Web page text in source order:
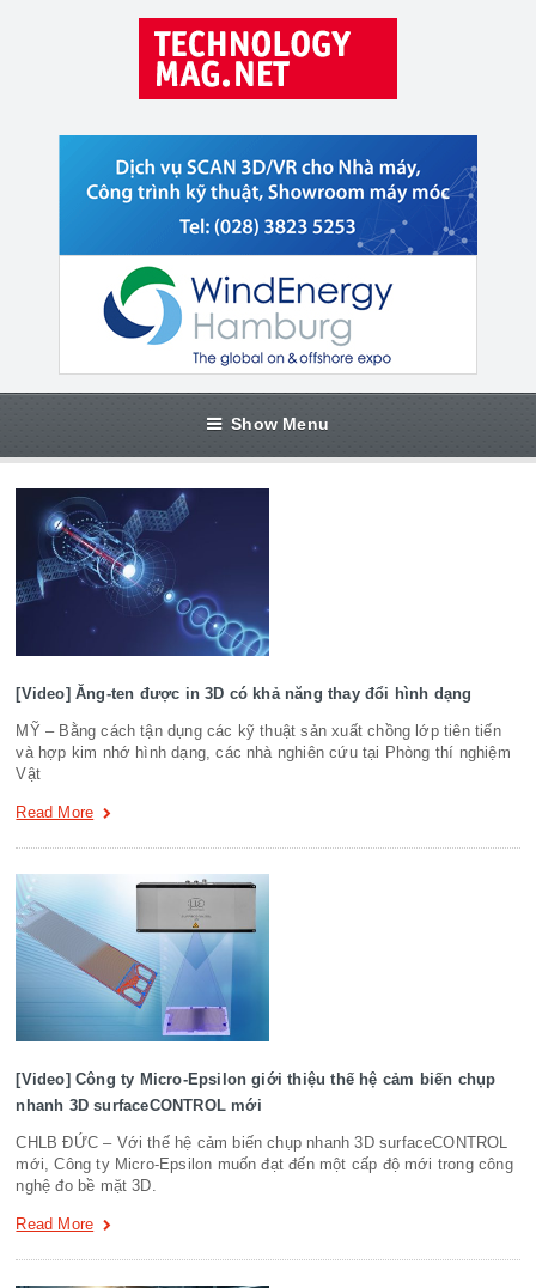
Show Menu
[Video] Ăng-ten được in 3D có khả năng thay đổi hình dạng
MỸ – Bằng cách tận dụng các kỹ thuật sản xuất chồng lớp tiên tiến
và hợp kim nhớ hình dạng, các nhà nghiên cứu tại Phòng thí nghiệm
Vật
Read More
[Video] Công ty Micro-Epsilon giới thiệu thế hệ cảm biến chụp
nhanh 3D surfaceCONTROL mới
CHLB ĐỨC – Với thế hệ cảm biến chụp nhanh 3D surfaceCONTROL
mới, Công ty Micro-Epsilon muốn đạt đến một cấp độ mới trong công
nghệ đo bề mặt 3D.
Read More